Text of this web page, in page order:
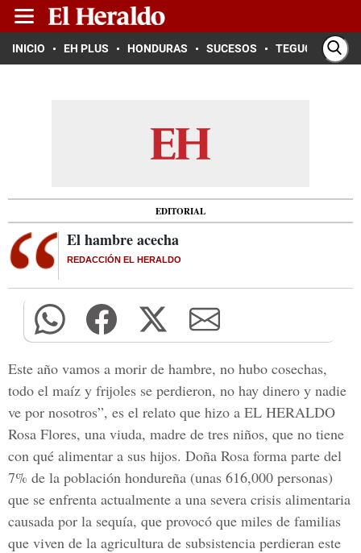
INICIO EH PLUS HONDURAS SUCESOS TEGUCIGALPA
EDITORIAL
El hambre acecha
REDACCIÓN EL HERALDO
Este año vamos a morir de hambre, no hubo cosechas,
todo el maíz y frijoles se perdieron, no hay dinero y nadie
ve por nosotros”, es el relato que hizo a EL HERALDO
Rosa Flores, una viuda, madre de tres niños, que no tiene
con qué alimentar a sus hijos. Doña Rosa forma parte del
7% de la población hondureña (unas 616,000 personas)
que se enfrenta actualmente a una severa crisis alimentaria
causada por la sequía, que provocó que miles de familias
que viven de la agricultura de subsistencia perdieran este